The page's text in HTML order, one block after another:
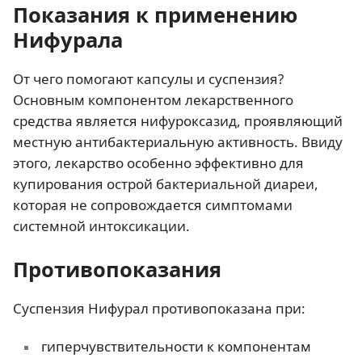
Показания к применению
Нифурала
От чего помогают капсулы и суспензия?
Основным компонентом лекарственного
средства является нифуроксазид, проявляющий
местную антибактериальную активность. Ввиду
этого, лекарство особенно эффективно для
купирования острой бактериальной диареи,
которая не сопровождается симптомами
системной интоксикации.
Противопоказания
Суспензия Нифурал противопоказана при:
гиперчувствительности к компонентам